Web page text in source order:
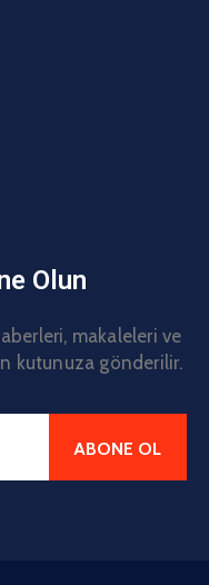
Olun
makaleleri ve
kutunuza gönderilir.